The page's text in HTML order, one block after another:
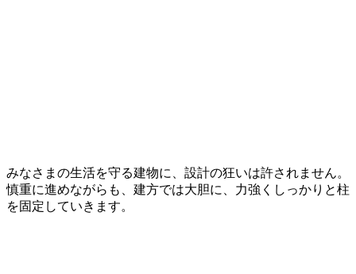
みなさまの生活を守る建物に、設計の狂いは許されません。
慎重に進めながらも、建方では大胆に、力強くしっかりと柱
を固定していきます。